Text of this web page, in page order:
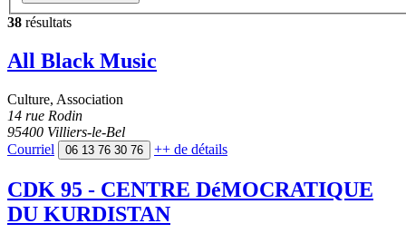
38 résultats
All Black Music
Culture, Association
14 rue Rodin
95400 Villiers-le-Bel
Courriel
06 13 76 30 76 ++ de détails
CDK 95 - CENTRE DéMOCRATIQUE
DU KURDISTAN